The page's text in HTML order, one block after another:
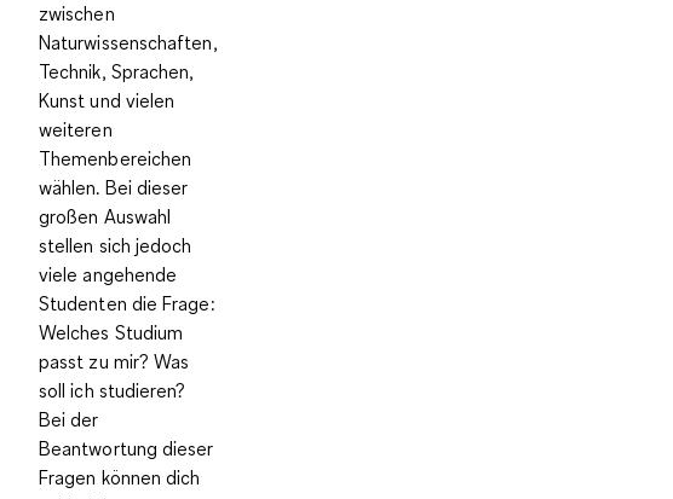
zwischen
Naturwissenschaften,
Technik, Sprachen,
Kunst und vielen
weiteren
Themenbereichen
wählen. Bei dieser
großen Auswahl
stellen sich jedoch
viele angehende
Studenten die Frage:
Welches Studium
passt zu mir? Was
soll ich studieren?
Bei der
Beantwortung dieser
Fragen können dich